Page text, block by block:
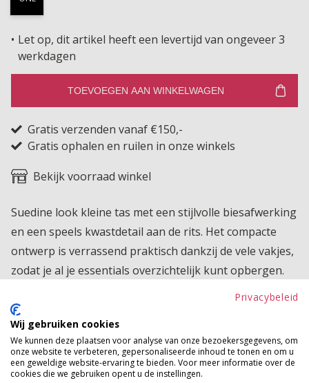
Let op, dit artikel heeft een levertijd van ongeveer 3
werkdagen
TOEVOEGEN AAN WINKELWAGEN
Gratis verzenden vanaf €150,-
Gratis ophalen en ruilen in onze winkels
Bekijk voorraad winkel
Suedine look kleine tas met een stijlvolle biesafwerking
en een speels kwastdetail aan de rits. Het compacte
ontwerp is verrassend praktisch dankzij de vele vakjes,
zodat je al je essentials overzichtelijk kunt opbergen.
Ook aan de achterkant bevindt zich een extra vakje
voor snelle toegang. Alles is netjes afsluitbaar met
ritsen, waardoor je spullen veilig en georganiseerd
blijven. Een trendy en functionele musthave die perfect
past bij elke outfit.
Privacybeleid
Wij gebruiken cookies
We kunnen deze plaatsen voor analyse van onze bezoekersgegevens, om
onze website te verbeteren, gepersonaliseerde inhoud te tonen en om u
een geweldige website-ervaring te bieden. Voor meer informatie over de
cookies die we gebruiken opent u de instellingen.